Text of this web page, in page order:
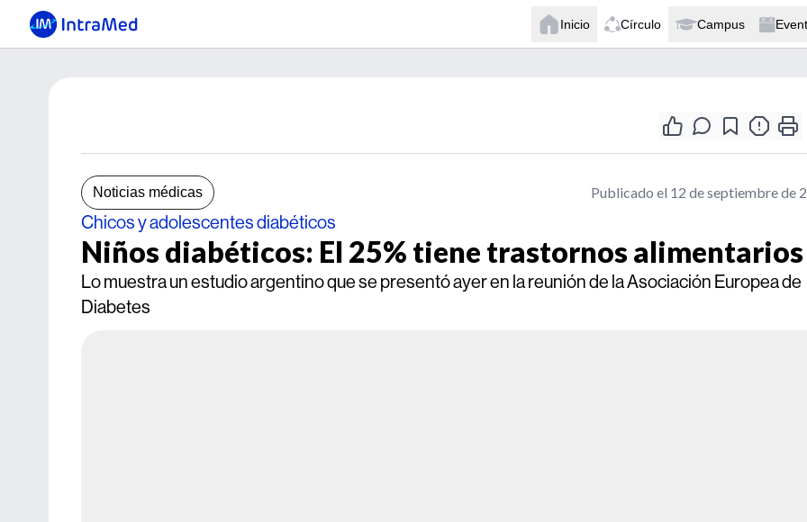
Inicio Círculo Campus
Noticias médicas Publicado el 12 de septiembre de
Chicos y adolescentes diabéticos
Niños diabéticos: El 25% tiene trastornos alimentarios
Lo muestra un estudio argentino que se presentó ayer en la reunión de la Asociación Europea de
Diabetes